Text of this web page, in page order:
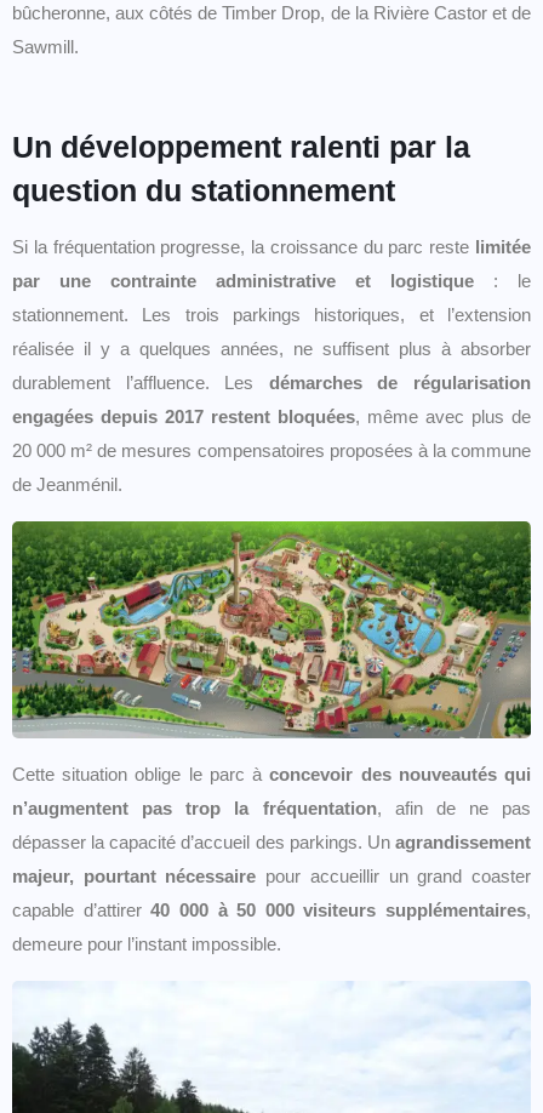
bûcheronne, aux côtés de Timber Drop, de la Rivière Castor et de
Sawmill.
Un développement ralenti par la
question du stationnement
Si la fréquentation progresse, la croissance du parc reste limitée
par une contrainte administrative et logistique : le
stationnement. Les trois parkings historiques, et l’extension
réalisée il y a quelques années, ne suffisent plus à absorber
durablement l’affluence. Les démarches de régularisation
engagées depuis 2017 restent bloquées, même avec plus de
20 000 m² de mesures compensatoires proposées à la commune
de Jeanménil.
Cette situation oblige le parc àconcevoir des nouveautés qui
n’augmentent pas trop la fréquentation, afin de ne pas
dépasser la capacité d’accueil des parkings. Un agrandissement
majeur, pourtant nécessaire pour accueillir un grand coaster
capable d’attirer40 000 à 50 000 visiteurs supplémentaires,
demeure pour l’instant impossible.